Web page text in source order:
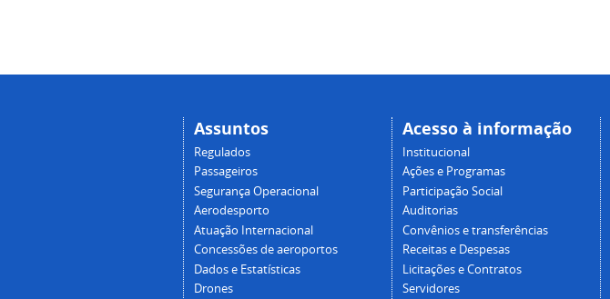
Assuntos
Regulados
Passageiros
Segurança Operacional
Aerodesporto
Atuação Internacional
Concessões de aeroportos
Dados e Estatísticas
Drones
Acesso à informação
Institucional
Ações e Programas
Participação Social
Auditorias
Convênios e transferências
Receitas e Despesas
Licitações e Contratos
Servidores